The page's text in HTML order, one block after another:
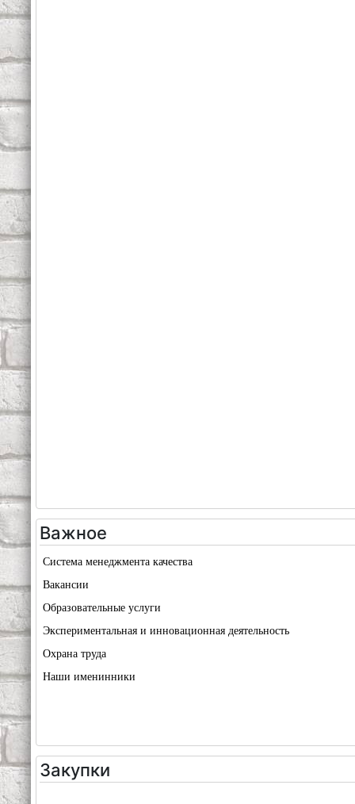
Важное
Система менеджмента качества
Вакансии
Образовательные услуги
Экспериментальная и инновационная деятельность
Охрана труда
Наши именинники
Закупки